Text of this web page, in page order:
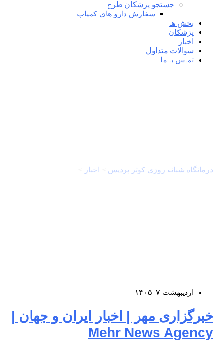
جستجو پزشکان طرح
سفارش دارو های کمیاب
بخش ها
پزشکان
اخبار
سوالات متداول
تماس با ما
درمانگاه شبانه روزی کوثر پردیس اخبار
اردیبهشت ۷, ۱۴۰۵
خبرگزاری مهر | اخبار ایران و جهان |
Mehr News Agency